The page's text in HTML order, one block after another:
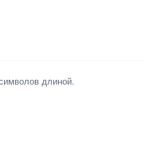
длиной.